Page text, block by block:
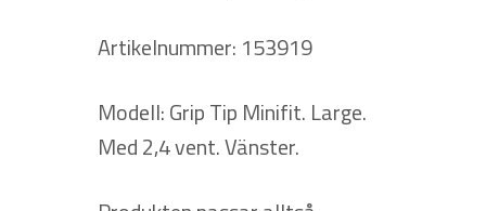
Artikelnummer: 153919
Modell: Grip Tip Minifit. Large.
Med 2,4 vent. Vänster.